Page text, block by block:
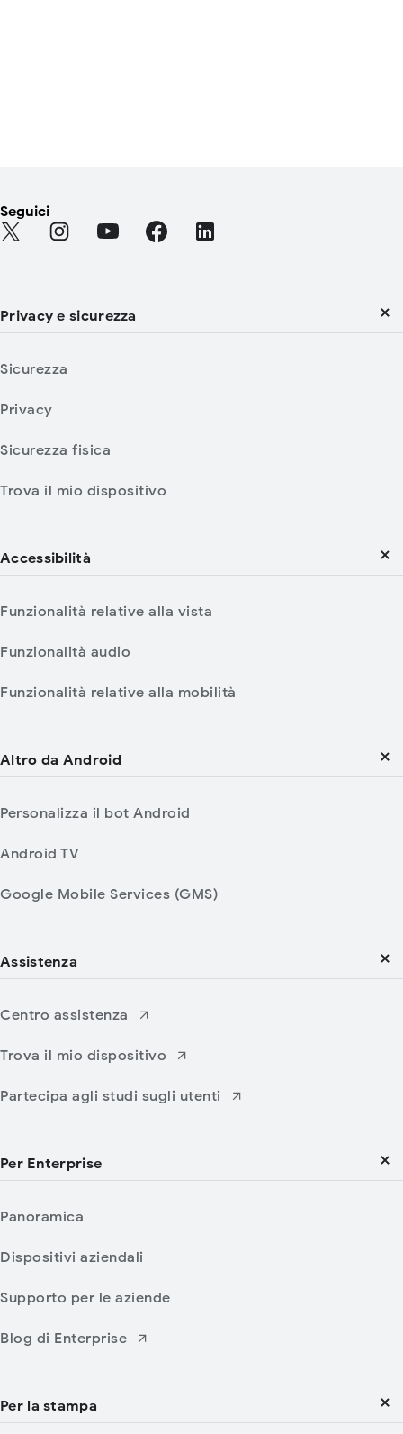
Seguici
Find Android on Twitter
Find Android on Instagram
Find Android on YouTube
Find Android on Facebook
Find Android on LinkedIn
Privacy e sicurezza
Sicurezza
Privacy
Sicurezza fisica
Trova il mio dispositivo
Accessibilità
Funzionalità relative alla vista
Funzionalità audio
Funzionalità relative alla mobilità
Altro da Android
Personalizza il bot Android
Android TV
Google Mobile Services (GMS)
Assistenza
Centro assistenza
Trova il mio dispositivo
Partecipa agli studi sugli utenti
Per Enterprise
Panoramica
Dispositivi aziendali
Supporto per le aziende
Blog di Enterprise
Per la stampa